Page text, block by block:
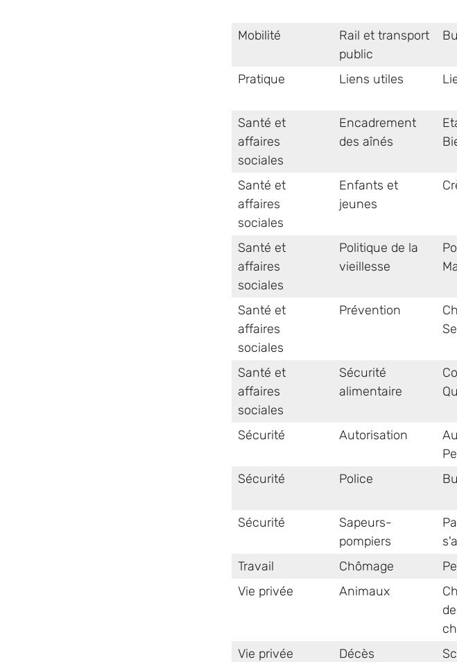
Mobilité
Rail et transport
public
Pratique
Liens utiles
Santé et
affaires
sociales
Encadrement
des aînés
Santé et
affaires
sociales
Enfants et
jeunes
Santé et
affaires
sociales
Politique de la
vieillesse
Santé et
affaires
sociales
Prévention
Santé et
affaires
sociales
Sécurité
alimentaire
Sécurité
Autorisation
Sécurité Police
Sécurité
Sapeurs-
pompiers
Travail
Chômage
Vie privée
Animaux
Vie privée Décès